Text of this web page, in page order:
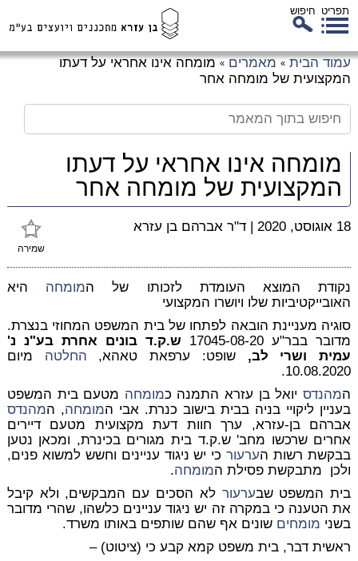
תפריט חיפוש
עמוד הבית » מאמרים » מומחה אינו אחראי על דעתו
המקצועית של מומחה אחר
מומחה אינו אחראי על דעתו
המקצועית של מומחה אחר
שמירה
18 אוגוסט, 2020 | ד"ר אברהם בן עזרא
נקודת המוצא העומדת לזכותו של המומחה היא
האובייקטיביות שלו ויושרו המקצועי
סוגיה מעניינת הובאה לפתחו של בית המשפט המחוזי בנצרת.
מדובר בבר"ע 17045-08-20
ש.ק.ד בונים אחרת בע"נ נ'
עמית ושרי לב,שופט: ערפאת טאהא, החלטה מיום
10.08.2020.
המהנדסיואל בן עזרא התמנה כמומחה מטעם בית המשפט
בעניין ליקויי בניה בבית בישוב כנרת. אבי המומחה, המהנדס
אברהם בן-עזרא, ערך חוות דעת מקצועית מטעם דיירים
אחרים שרכשו מחב' ש.ק.ד בית מגורים בכינרת, ומכאן נטען
בבקשת רשות הערעורכי יש ניגוד עניינים וחשש למשוא פנים,
ולכן מתבקשת פסילת המומחה.
בית המשפט שבערעור לא הסכים עם המבקשים, ולא קיבל
את הטענה כי במקרה זה יש ניגוד עניינים כלשהו, שהרי מדובר
בשני מומחים שונים אף שהם שותפים באותו משרד.
ראשית דבר, בית משפט קמא קבע כי (ציטוט) –